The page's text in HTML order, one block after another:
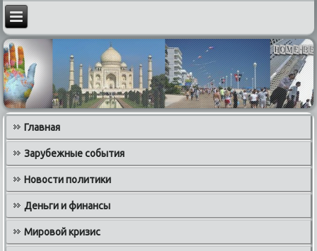
Главная
Зарубежные события
Новости политики
Деньги и финансы
Мировой кризис